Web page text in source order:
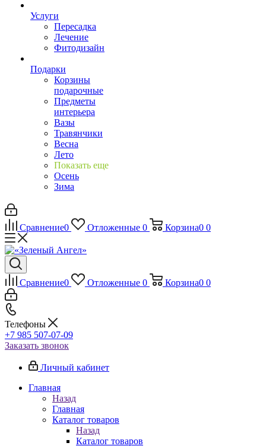
Услуги
Пересадка
Лечение
Фитодизайн
Подарки
Корзины
подарочные
Предметы
интерьера
Вазы
Травянчики
Весна
Лето
Показать еще
Осень
Зима
Сравнение0 Отложенные 0 Корзина0 0
Сравнение0 Отложенные 0 Корзина0 0
Телефоны
+7 985 507-07-09
Заказать звонок
Личный кабинет
Главная
Назад
Главная
Каталог товаров
Назад
Каталог товаров